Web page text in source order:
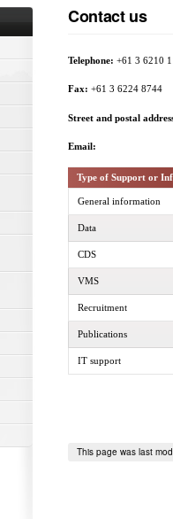
Contact us
Telephone: +61 3 6210
Fax: +61 3 6224 8744
Street and postal
Email:
Type of Support or
General information
Data
CDS
VMS
Recruitment
Publications
IT support
This page was last